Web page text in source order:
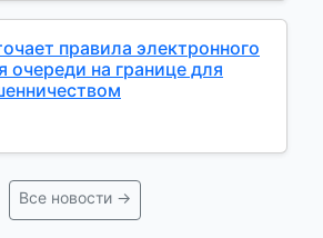
правила электронного
очереди на границе для
Все новости →